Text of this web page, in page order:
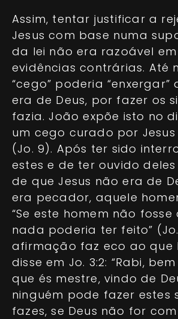
Assim, tentar justificar a
Jesus com base numa
da lei não era razoável
evidências contrárias. Até
“cego” poderia “enxergar”
era de Deus, por fazer os
fazia. João expõe isto no
um cego curado por Jesus
(Jo. 9). Após ter sido
estes e de ter ouvido
de que Jesus não era de
era pecador, aquele
“Se este homem não fosse
nada poderia ter feito” (Jo.
afirmação faz eco ao que
disse em Jo. 3:2: “Rabi,
que és mestre, vindo de
ninguém pode fazer estes
fazes, se Deus não for com